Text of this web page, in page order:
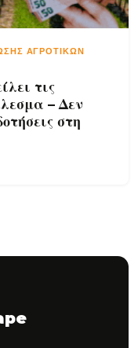
ΑΓΡΟΤΙΚΏΝ
τις
– Δεν
στη